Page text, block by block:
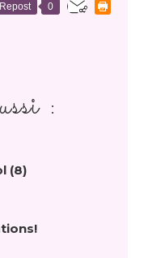
Repost 0
:
(8)